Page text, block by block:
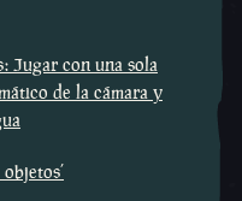
Jugar con una sola
de la cámara y